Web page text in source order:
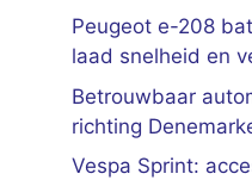
Peugeot e-208
laad snelheid en
Betrouwbaar
richting
Vespa Sprint: